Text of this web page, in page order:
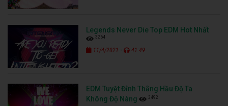
Legends Never Die Top EDM Hot Nhất
3264
11/4/2021 - 41:49
EDM Tuyệt Đỉnh Thằng Hầu Độ Ta
Không Độ Nàng
3492